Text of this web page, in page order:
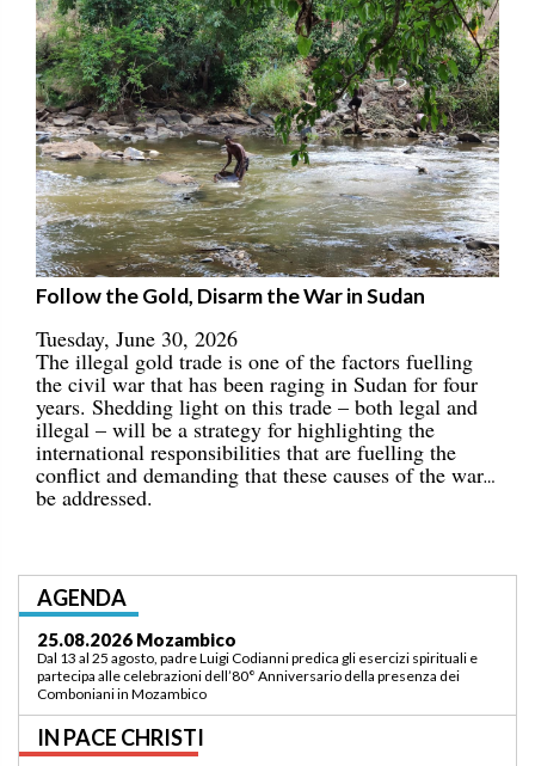
Follow the Gold, Disarm the War in Sudan
Tuesday, June 30, 2026
The illegal gold trade is one of the factors fuelling
the civil war that has been raging in Sudan for four
years. Shedding light on this trade – both legal and
illegal – will be a strategy for highlighting the
international responsibilities that are fuelling the
conflict and demanding that these causes of the war
be addressed.
AGENDA
03.09.2026 Lomé/Togo
Padre Luigi Codianni e padre Elias Sindjalim partecipano dal 26 agosto al 3
settembre all’incontro della commissione ASCAF sulla riorganizzazione
della regione a Lomé/Togo
IN PACE CHRISTI